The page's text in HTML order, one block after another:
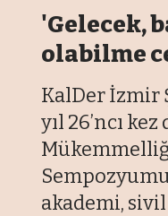
'Gelecek,
olabilme
KalDer İzmir
yıl 26’ncı
akademi,